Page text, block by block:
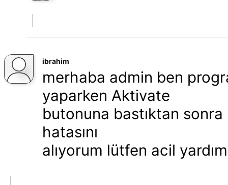
ibrahim
merhaba admin ben
yaparken Aktivate
butonuna bastıktan
hatasını
alıyorum lütfen acil